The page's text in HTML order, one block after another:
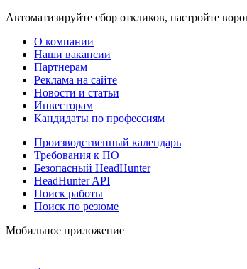
Автоматизируйте сбор откликов, настройте
О компании
Наши вакансии
Партнерам
Реклама на сайте
Новости и статьи
Инвесторам
Кандидаты по профессиям
Производственный календарь
Требования к ПО
Безопасный HeadHunter
HeadHunter API
Поиск работы
Поиск по резюме
Мобильное приложение